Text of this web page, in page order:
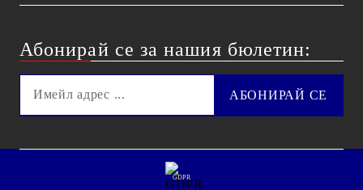
Абонирай се за нашия бюлетин:
GDPR